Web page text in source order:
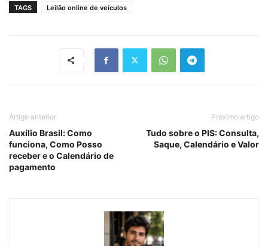
TAGS Leilão online de veículos
Artigo anterior
Auxílio Brasil: Como
funciona, Como Posso
receber e o Calendário de
pagamento
Próximo artigo
Tudo sobre o PIS: Consulta,
Saque, Calendário e Valor